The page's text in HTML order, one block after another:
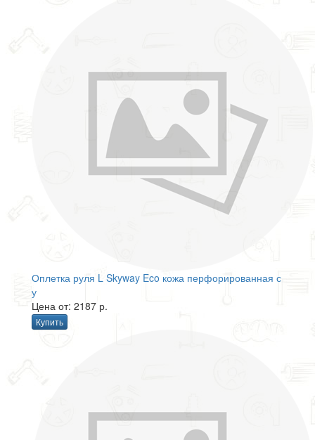
Оплетка руля L Skyway Eco кожа перфорированная с
у
Цена от: 2187 р.
Купить